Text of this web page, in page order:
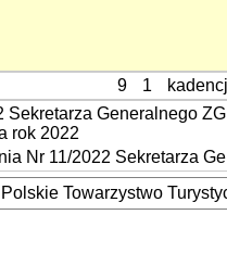
9 1
Sekretarza Generalnego
rok 2022
Nr 11/2022 Sekretarza
Towarzystwo